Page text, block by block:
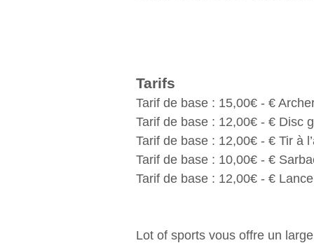
Tarifs
Tarif de base : 15,00€ - €
Tarif de base : 12,00€ - € Disc
Tarif de base : 12,00€ - € Tir à
Tarif de base : 10,00€ - €
Tarif de base : 12,00€ - €
Lot of sports vous offre un